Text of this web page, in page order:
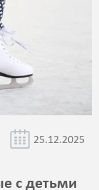
25.12.2025
с детьми